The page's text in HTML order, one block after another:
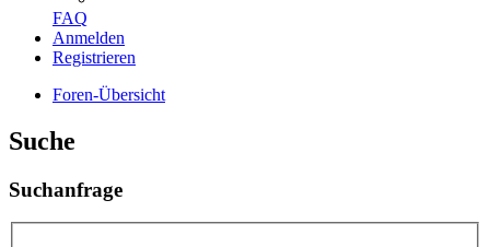
FAQ
Anmelden
Registrieren
Foren-Übersicht
Suche
Suchanfrage